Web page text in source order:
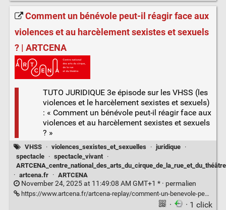
Comment un bénévole peut-il réagir face aux
violences et au harcèlement sexistes et sexuels
? | ARTCENA
TUTO JURIDIQUE 3e épisode sur les VHSS (les
violences et le harcèlement sexistes et sexuels)
: « Comment un bénévole peut-il réagir face aux
violences et au harcèlement sexistes et sexuels
? »
VHSS · violences_sexistes_et_sexuelles · juridique ·
spectacle
· spectacle_vivant
·
ARTCENA_centre_national_des_arts_du_cirque_de_la_rue_et_du_théâtre
· artcena.fr · ARTCENA
November 24, 2025 at 11:49:08 AM GMT+1 * · permalien
https://www.artcena.fr/artcena-replay/comment-un-benevole-peut-il-reagir-face-aux-violences-et-au-harcelement-sexistes-et-sexuels
· · 1 click